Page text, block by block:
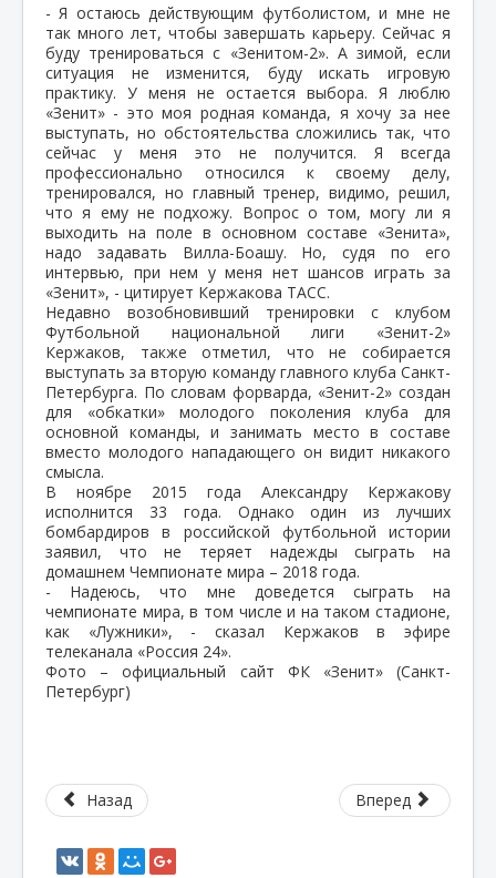
- Я остаюсь действующим футболистом, и мне не
так много лет, чтобы завершать карьеру. Сейчас я
буду тренироваться с «Зенитом-2». А зимой, если
ситуация не изменится, буду искать игровую
практику. У меня не остается выбора. Я люблю
«Зенит» - это моя родная команда, я хочу за нее
выступать, но обстоятельства сложились так, что
сейчас у меня это не получится. Я всегда
профессионально относился к своему делу,
тренировался, но главный тренер, видимо, решил,
что я ему не подхожу. Вопрос о том, могу ли я
выходить на поле в основном составе «Зенита»,
надо задавать Вилла-Боашу. Но, судя по его
интервью, при нем у меня нет шансов играть за
«Зенит», - цитирует Кержакова ТАСС.
Недавно возобновивший тренировки с клубом
Футбольной национальной лиги «Зенит-2»
Кержаков, также отметил, что не собирается
выступать за вторую команду главного клуба Санкт-
Петербурга. По словам форварда, «Зенит-2» создан
для «обкатки» молодого поколения клуба для
основной команды, и занимать место в составе
вместо молодого нападающего он видит никакого
смысла.
В ноябре 2015 года Александру Кержакову
исполнится 33 года. Однако один из лучших
бомбардиров в российской футбольной истории
заявил, что не теряет надежды сыграть на
домашнем Чемпионате мира – 2018 года.
- Надеюсь, что мне доведется сыграть на
чемпионате мира, в том числе и на таком стадионе,
как «Лужники», - сказал Кержаков в эфире
телеканала «Россия 24».
Фото – официальный сайт ФК «Зенит» (Санкт-
Петербург)
Назад Вперед